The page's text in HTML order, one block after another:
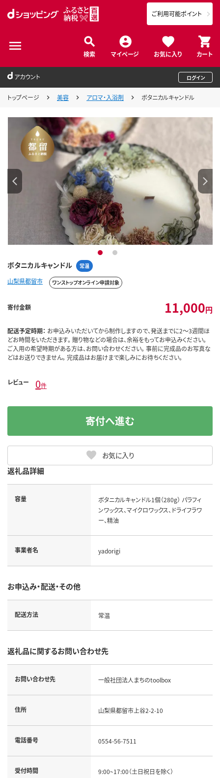
検索 マイページ お気に入り カート
ご利用可能ポイント
アカウント ログイン
トップページ 美容 アロマ・入浴剤 ボタニカルキャンドル
ボタニカルキャンドル 常温
1 2
山梨県都留市 ワンストップオンライン申請対象
寄付金額 11,000円
配送予定時期： お申込みいただいてから制作しますので、発送までに2～3週間ほ
どお時間をいただきます。 贈り物などの場合は、余裕をもってお申込みください。
ご入用の希望時期がある方は、お問い合わせください。 事前に完成品のお写真な
どはお送りできません。 完成品はお届けまで楽しみにお待ちください。
レビュー 0件
お気に入り
寄付へ進む
返礼品詳細
容量
ボタニカルキャンドル1個（280g） パラフィ
ンワックス、マイクロワックス、ドライフラワ
ー、精油
事業者名 yadorigi
お申込み・配送・その他
配送方法 常温
返礼品に関するお問い合わせ先
お問い合わせ先 一般社団法人まちのtoolbox
住所 山梨県都留市上谷2-2-10
電話番号 0554-56-7511
受付時間 9:00~17:00（土日祝日を除く）